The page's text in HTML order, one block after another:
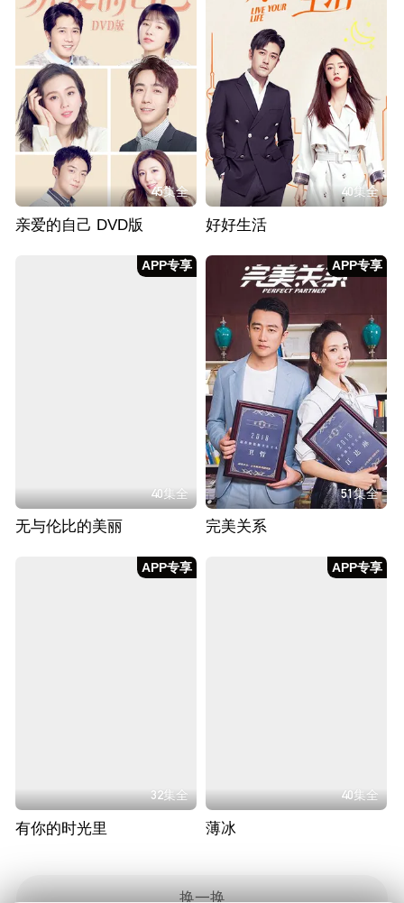
45集全
亲爱的自己 DVD版
40集全
好好生活
APP专享
40集全
无与伦比的美丽
APP专享
51集全
完美关系
APP专享
32集全
有你的时光里
APP专享
40集全
薄冰
换一换